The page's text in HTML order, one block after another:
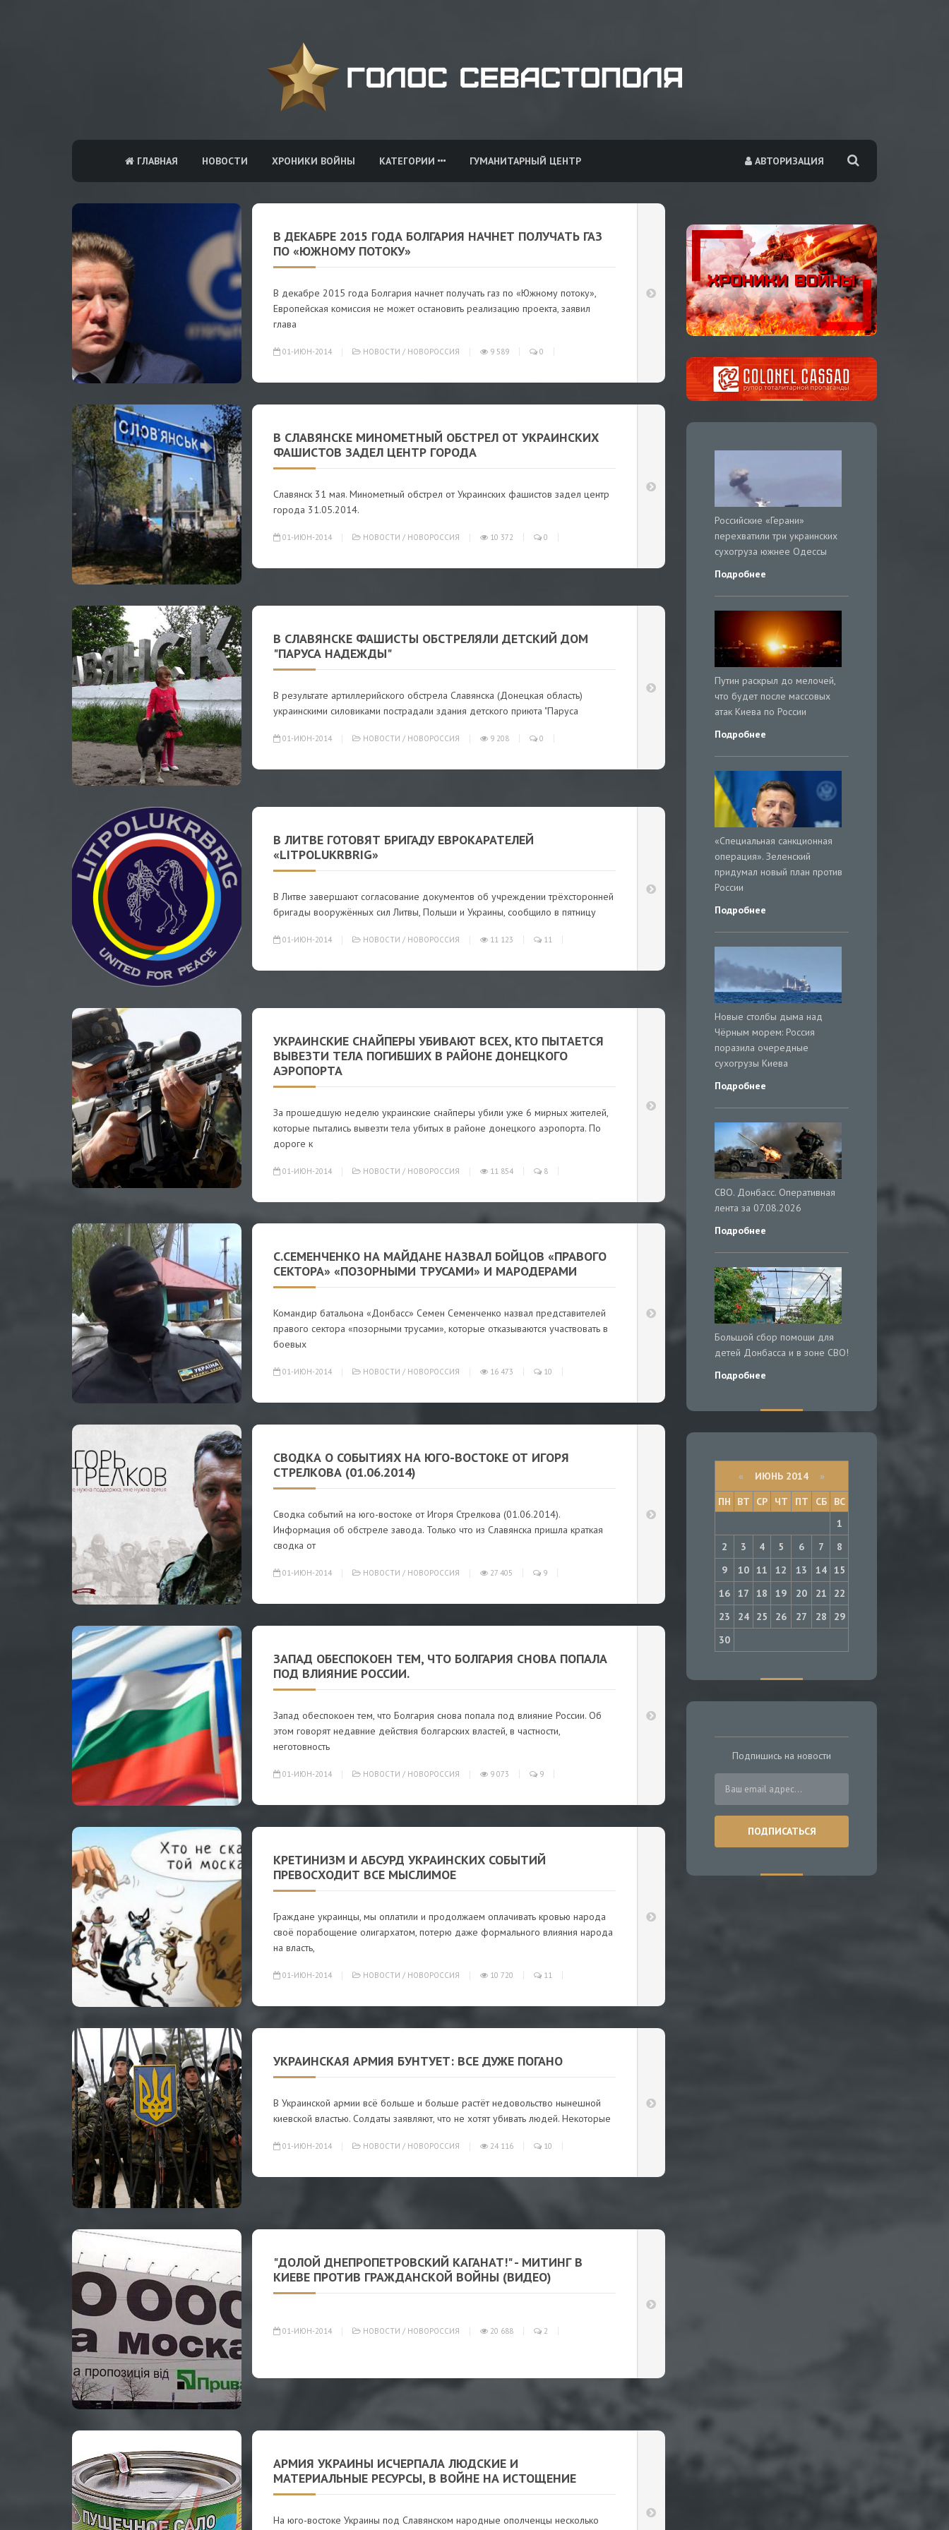
АВТОРИЗАЦИЯ
ГЛАВНАЯ НОВОСТИ ХРОНИКИ ВОЙНЫ КАТЕГОРИИ ГУМАНИТАРНЫЙ ЦЕНТР
В ДЕКАБРЕ 2015 ГОДА БОЛГАРИЯ НАЧНЕТ ПОЛУЧАТЬ ГАЗ
ПО «ЮЖНОМУ ПОТОКУ»
В декабре 2015 года Болгария начнет получать газ по «Южному потоку»,
Европейская комиссия не может остановить реализацию проекта, заявил
глава
01-ИЮН-2014 НОВОСТИ / НОВОРОССИЯ 9 589 0
В СЛАВЯНСКЕ МИНОМЕТНЫЙ ОБСТРЕЛ ОТ УКРАИНСКИХ
ФАШИСТОВ ЗАДЕЛ ЦЕНТР ГОРОДА
Славянск 31 мая. Минометный обстрел от Украинских фашистов задел центр
города 31.05.2014.
01-ИЮН-2014 НОВОСТИ / НОВОРОССИЯ 10 372 0
В СЛАВЯНСКЕ ФАШИСТЫ ОБСТРЕЛЯЛИ ДЕТСКИЙ ДОМ
"ПАРУСА НАДЕЖДЫ"
В результате артиллерийского обстрела Славянска (Донецкая область)
украинскими силовиками пострадали здания детского приюта "Паруса
01-ИЮН-2014 НОВОСТИ / НОВОРОССИЯ 9 208 0
В ЛИТВЕ ГОТОВЯТ БРИГАДУ ЕВРОКАРАТЕЛЕЙ
«LITPOLUKRBRIG»
В Литве завершают согласование документов об учреждении трёхсторонней
бригады вооружённых сил Литвы, Польши и Украины, сообщило в пятницу
01-ИЮН-2014 НОВОСТИ / НОВОРОССИЯ 11 123 11
УКРАИНСКИЕ СНАЙПЕРЫ УБИВАЮТ ВСЕХ, КТО ПЫТАЕТСЯ
ВЫВЕЗТИ ТЕЛА ПОГИБШИХ В РАЙОНЕ ДОНЕЦКОГО
АЭРОПОРТА
За прошедшую неделю украинские снайперы убили уже 6 мирных жителей,
которые пытались вывезти тела убитых в районе донецкого аэропорта. По
дороге к
01-ИЮН-2014 НОВОСТИ / НОВОРОССИЯ 11 854 8
С.СЕМЕНЧЕНКО НА МАЙДАНЕ НАЗВАЛ БОЙЦОВ «ПРАВОГО
СЕКТОРА» «ПОЗОРНЫМИ ТРУСАМИ» И МАРОДЕРАМИ
Командир батальона «Донбасс» Семен Семенченко назвал представителей
правого сектора «позорными трусами», которые отказываются участвовать в
боевых
01-ИЮН-2014 НОВОСТИ / НОВОРОССИЯ 16 473 10
СВОДКА О СОБЫТИЯХ НА ЮГО-ВОСТОКЕ ОТ ИГОРЯ
СТРЕЛКОВА (01.06.2014)
Сводка событий на юго-востоке от Игоря Стрелкова (01.06.2014).
Информация об обстреле завода. Только что из Славянска пришла краткая
сводка от
01-ИЮН-2014 НОВОСТИ / НОВОРОССИЯ 27 405 9
ЗАПАД ОБЕСПОКОЕН ТЕМ, ЧТО БОЛГАРИЯ СНОВА ПОПАЛА
ПОД ВЛИЯНИЕ РОССИИ.
Запад обеспокоен тем, что Болгария снова попала под влияние России. Об
этом говорят недавние действия болгарских властей, в частности,
неготовность
01-ИЮН-2014 НОВОСТИ / НОВОРОССИЯ 9 073 9
КРЕТИНИЗМ И АБСУРД УКРАИНСКИХ СОБЫТИЙ
ПРЕВОСХОДИТ ВСЕ МЫСЛИМОЕ
Граждане украинцы, мы оплатили и продолжаем оплачивать кровью народа
cвоё порабощение олигархатом, потерю даже формального влияния народа
на влаcть,
01-ИЮН-2014 НОВОСТИ / НОВОРОССИЯ 10 720 11
УКРАИНСКАЯ АРМИЯ БУНТУЕТ: ВСЕ ДУЖЕ ПОГАНО
В Украинской армии всё больше и больше растёт недовольство нынешной
киевской властью. Солдаты заявляют, что не хотят убивать людей. Некоторые
01-ИЮН-2014 НОВОСТИ / НОВОРОССИЯ 24 116 10
"ДОЛОЙ ДНЕПРОПЕТРОВСКИЙ КАГАНАТ!" - МИТИНГ В
КИЕВЕ ПРОТИВ ГРАЖДАНСКОЙ ВОЙНЫ (ВИДЕО)
01-ИЮН-2014 НОВОСТИ / НОВОРОССИЯ 20 688 2
АРМИЯ УКРАИНЫ ИСЧЕРПАЛА ЛЮДСКИЕ И
МАТЕРИАЛЬНЫЕ РЕСУРСЫ, В ВОЙНЕ НА ИСТОЩЕНИЕ
На юго-востоке Украины под Славянском народные ополченцы несколько
Российские «Герани»
перехватили три украинских
сухогруза южнее Одессы
Подробнее
Путин раскрыл до мелочей,
что будет после массовых
атак Киева по России
Подробнее
«Специальная санкционная
операция». Зеленский
придумал новый план против
России
Подробнее
Новые столбы дыма над
Чёрным морем: Россия
поразила очередные
сухогрузы Киева
Подробнее
СВО. Донбасс. Оперативная
лента за 07.08.2026
Подробнее
Большой сбор помощи для
детей Донбасса и в зоне СВО!
Подробнее
« ИЮНЬ 2014 »
ПН
ВТ СР ЧТ ПТ СБ
ВС
1
2
3 4 5 6 7
8
9
10 11 12 13 14 15
16
17 18 19 20 21
22
23
24 25 26 27 28
29
30
Подпишись на новости